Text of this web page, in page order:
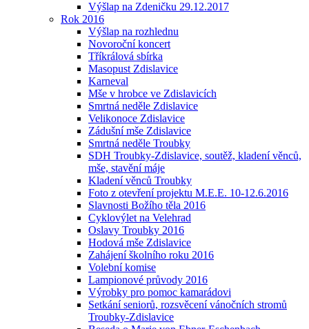
Výšlap na Zdeničku 29.12.2017
Rok 2016
Výšlap na rozhlednu
Novoroční koncert
Tříkrálová sbírka
Masopust Zdislavice
Karneval
Mše v hrobce ve Zdislavicích
Smrtná neděle Zdislavice
Velikonoce Zdislavice
Zádušní mše Zdislavice
Smrtná neděle Troubky
SDH Troubky-Zdislavice, soutěž, kladení věnců,
mše, stavění máje
Kladení věnců Troubky
Foto z otevření projektu M.E.E. 10-12.6.2016
Slavnosti Božího těla 2016
Cyklovýlet na Velehrad
Oslavy Troubky 2016
Hodová mše Zdislavice
Zahájení školního roku 2016
Volební komise
Lampionové průvody 2016
Výrobky pro pomoc kamarádovi
Setkání seniorů, rozsvěcení vánočních stromů
Troubky-Zdislavice